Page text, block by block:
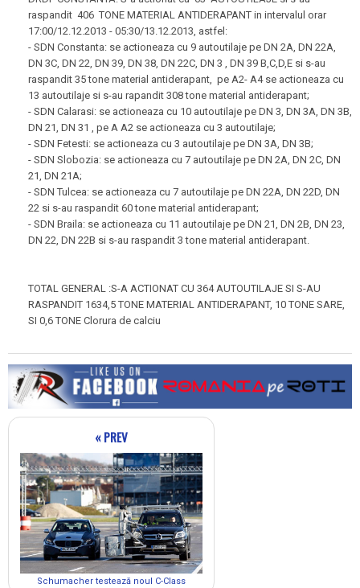
raspandit 406 TONE MATERIAL ANTIDERAPANT in intervalul orar
17:00/12.12.2013 - 05:30/13.12.2013, astfel:
- SDN Constanta: se actioneaza cu 9 autoutilaje pe DN 2A, DN 22A,
DN 3C, DN 22, DN 39, DN 38, DN 22C, DN 3 , DN 39 B,C,D,E si s-au
raspandit 35 tone material antiderapant, pe A2- A4 se actioneaza cu
13 autoutilaje si s-au rapandit 308 tone material antiderapant;
- SDN Calarasi: se actioneaza cu 10 autoutilaje pe DN 3, DN 3A, DN 3B,
DN 21, DN 31 , pe A A2 se actioneaza cu 3 autoutilaje;
- SDN Fetesti: se actioneaza cu 3 autoutilaje pe DN 3A, DN 3B;
- SDN Slobozia: se actioneaza cu 7 autoutilaje pe DN 2A, DN 2C, DN
21, DN 21A;
- SDN Tulcea: se actioneaza cu 7 autoutilaje pe DN 22A, DN 22D, DN
22 si s-au raspandit 60 tone material antiderapant;
- SDN Braila: se actioneaza cu 11 autoutilaje pe DN 21, DN 2B, DN 23,
DN 22, DN 22B si s-au raspandit 3 tone material antiderapant.
TOTAL GENERAL :S-A ACTIONAT CU 364 AUTOUTILAJE SI S-AU
RASPANDIT 1634,5 TONE MATERIAL ANTIDERAPANT, 10 TONE SARE,
SI 0,6 TONE Clorura de calciu
« PREV
Schumacher testează noul C-Class